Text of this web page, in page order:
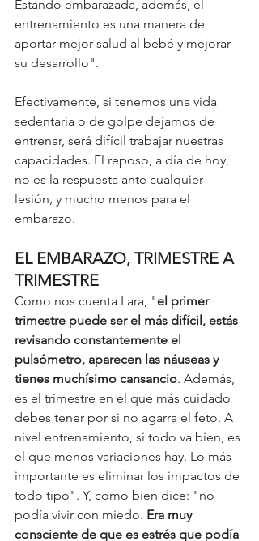
Estando embarazada, además, el
entrenamiento es una manera de
aportar mejor salud al bebé y mejorar
su desarrollo".
Efectivamente, si tenemos una vida
sedentaria o de golpe dejamos de
entrenar, será difícil trabajar nuestras
capacidades. El reposo, a día de hoy,
no es la respuesta ante cualquier
lesión, y mucho menos para el
embarazo.
EL EMBARAZO, TRIMESTRE A
TRIMESTRE
Como nos cuenta Lara, "el primer
trimestre puede ser el más difícil, estás
revisando constantemente el
pulsómetro, aparecen las náuseas y
tienes muchísimo cansancio. Además,
es el trimestre en el que más cuidado
debes tener por si no agarra el feto. A
nivel entrenamiento, si todo va bien, es
el que menos variaciones hay. Lo más
importante es eliminar los impactos de
todo tipo". Y, como bien dice: "no
podía vivir con miedo. Era muy
consciente de que es estrés que podía